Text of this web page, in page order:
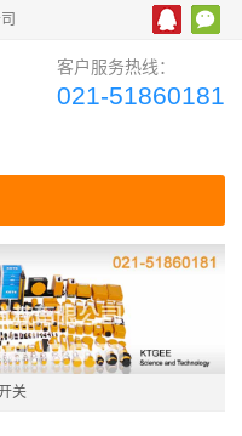
客户服务热线：
021-51860181
关